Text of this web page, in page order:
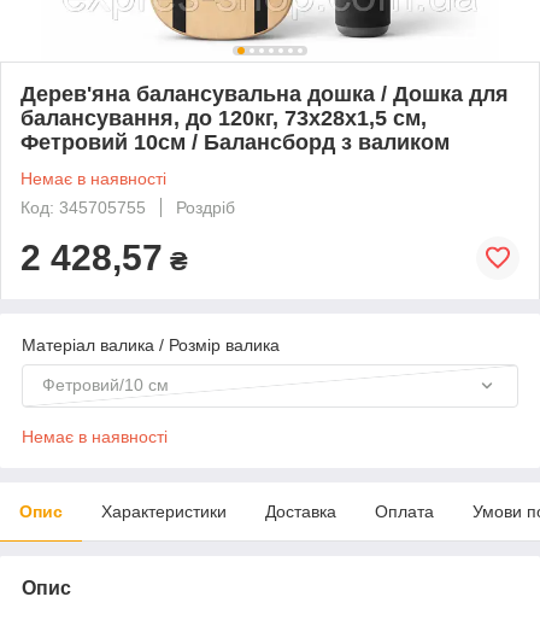
Дерев'яна балансувальна дошка / Дошка для
балансування, до 120кг, 73х28х1,5 см,
Фетровий 10см / Балансборд з валиком
Немає в наявності
Код: 345705755
Роздріб
2 428,57 ₴
Матеріал валика / Розмір валика
Фетровий/10 см
Немає в наявності
Опис Характеристики Доставка Оплата Умови
Опис